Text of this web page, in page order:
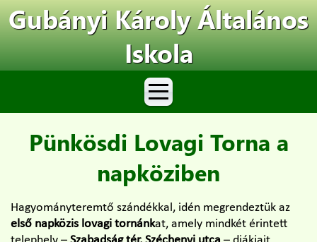
Gubányi Károly Általános
Iskola
Pünkösdi Lovagi Torna a
napköziben
Hagyományteremtő szándékkal, idén megrendeztük az
első napközis lovagi tornánkat, amely mindkét érintett